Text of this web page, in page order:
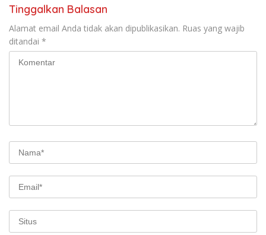
Tinggalkan Balasan
Alamat email Anda tidak akan dipublikasikan. Ruas yang wajib
ditandai *